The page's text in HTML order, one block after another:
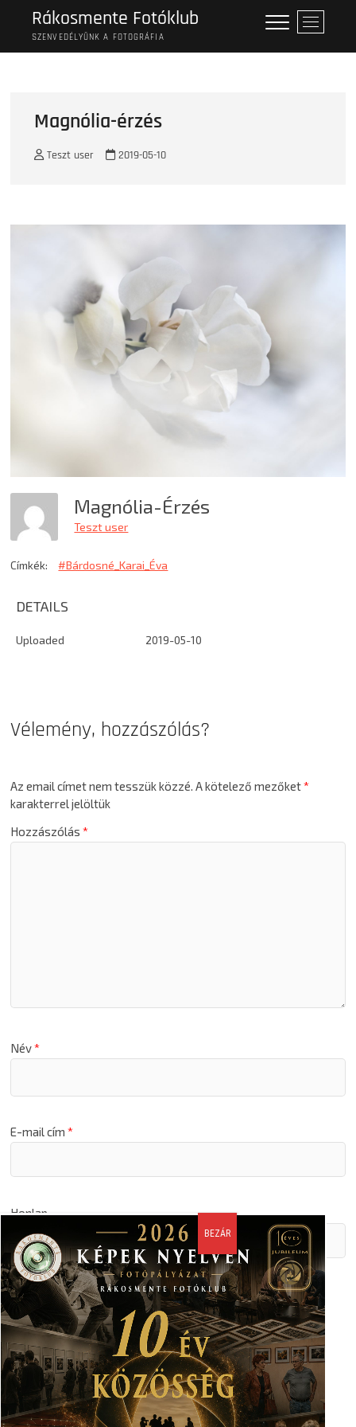
content
Rákosmente Fotóklub
SZENVEDÉLYÜNK A FOTOGRÁFIA
M
e
n
Magnólia-érzés
Teszt user 2019-05-10
Magnólia-Érzés
Teszt user
Címkék: #Bárdosné_Karai_Éva
DETAILS
Uploaded 2019-05-10
Vélemény, hozzászólás?
Az email címet nem tesszük közzé. A kötelező mezőket*
karakterrel jelöltük
Hozzászólás*
Név*
E-mail cím*
Honlap
A nevem, email címem, és weboldalcímem mentése a
böngészőben a következő hozzászólásomhoz.